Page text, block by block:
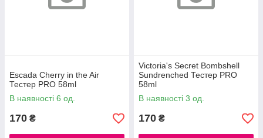
Escada Cherry in the Air
Тестер PRO 58ml
В наявності 6 од.
170 ₴
Victoria's Secret Bombshell
Sundrenched Тестер PRO
58ml
В наявності 3 од.
170 ₴